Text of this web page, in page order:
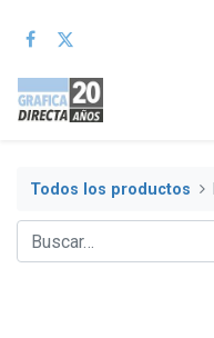
Todos los productos